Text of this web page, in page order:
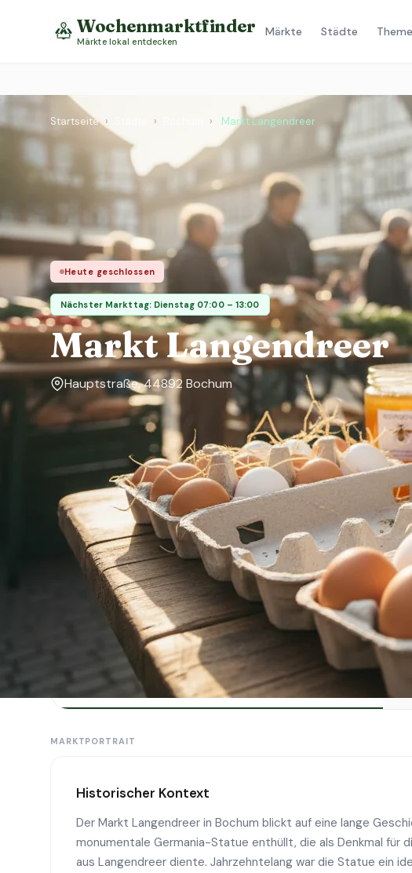
Wochenmarktfinder
Märkte lokal entdecken
Märkte Städte
Startseite › › › Markt Langendreer
Heute geschlossen
Nächster Markttag: Dienstag 07:00 – 13:00
Markt Langendreer
Hauptstraße, 44892 Bochum
Markttage
Dienstag, Freitag
Über den Markt
MARKTPORTRAIT
Historischer Kontext
Der Markt Langendreer in Bochum blickt auf eine lange
monumentale Germania-Statue enthüllt, die als Denkmal für
aus Langendreer diente. Jahrzehntelang war die Statue ein